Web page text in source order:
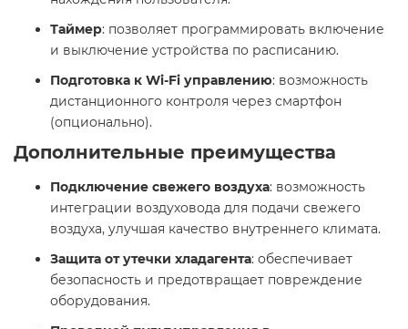
Таймер: позволяет программировать включение
и выключение устройства по расписанию.
Подготовка к Wi-Fi управлению: возможность
дистанционного контроля через смартфон
(опционально).
Дополнительные преимущества
Подключение свежего воздуха: возможность
интеграции воздуховода для подачи свежего
воздуха, улучшая качество внутреннего климата.
Защита от утечки хладагента: обеспечивает
безопасность и предотвращает повреждение
оборудования.